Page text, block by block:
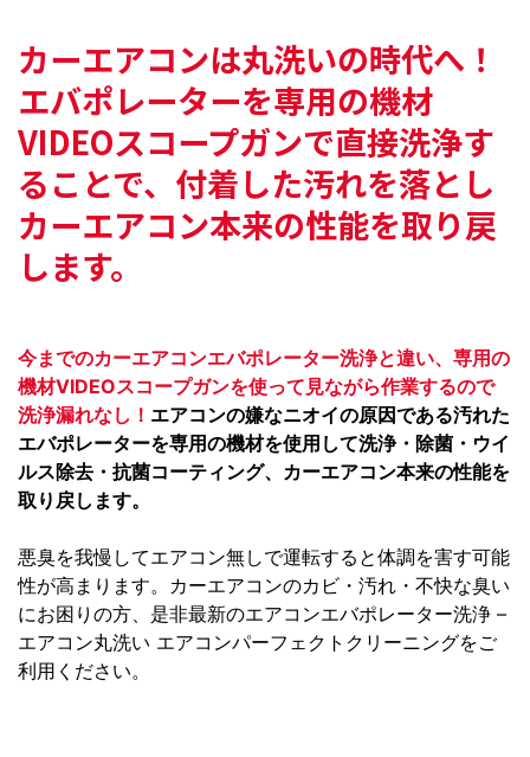
カーエアコンは丸洗いの時代へ！
エバポレーターを専用の機材
VIDEOスコープガンで直接洗浄す
ることで、付着した汚れを落とし
カーエアコン本来の性能を取り戻
します。
今までのカーエアコンエバポレーター洗浄と違い、専用の
機材VIDEOスコープガンを使って見ながら作業するので
洗浄漏れなし！ エアコンの嫌なニオイの原因である汚れた
エバポレーターを専用の機材を使用して洗浄・除菌・ウイ
ルス除去・抗菌コーティング、カーエアコン本来の性能を
取り戻します。
悪臭を我慢してエアコン無しで運転すると体調を害す可能
性が高まります。カーエアコンのカビ・汚れ・不快な臭い
にお困りの方、是非最新のエアコンエバポレーター洗浄 –
エアコン丸洗い エアコンパーフェクトクリーニングをご
利用ください。